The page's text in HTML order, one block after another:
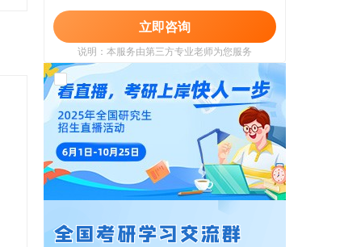
立即咨询
说明：本服务由第三方专业老师为您服务
我已阅读并同意 《用户政策》
《用户服务
使用协议》